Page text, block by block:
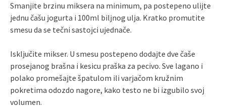
Smanjite brzinu miksera na minimum, pa postepeno ulijte
jednu čašu jogurta i 100ml biljnog ulja. Kratko promutite
smesu da se tečni sastojci ujednače.
Isključite mikser. U smesu postepeno dodajte dve čaše
prosejanog brašna i kesicu praška za pecivo. Sve lagano i
polako promešajte špatulom ili varjačom kružnim
pokretima odozdo nagore, kako testo ne bi izgubilo svoj
volumen.